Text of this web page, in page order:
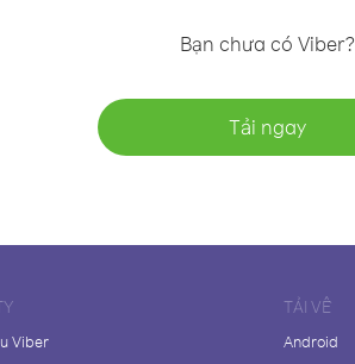
Bạn chưa có Viber?
Tải ngay
Viber
TẢI VỀ
Android